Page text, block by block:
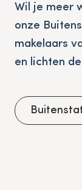
Wil je meer
onze
makelaars
en lichten